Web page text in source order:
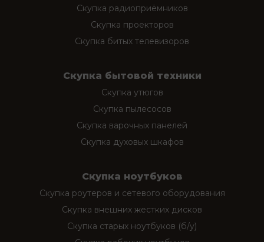
Скупка радиоприёмников
Скупка проекторов
Скупка битых телевизоров
Скупка бытовой техники
Скупка утюгов
Скупка пылесосов
Скупка варочных панелей
Скупка духовых шкафов
Скупка ноутбуков
Скупка роутеров и сетевого оборудования
Скупка внешних жестких дисков
Скупка старых ноутбуков (б/у)